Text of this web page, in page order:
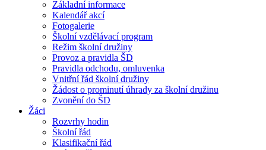
Základní informace
Kalendář akcí
Fotogalerie
Školní vzdělávací program
Režim školní družiny
Provoz a pravidla ŠD
Pravidla odchodu, omluvenka
Vnitřní řád školní družiny
Žádost o prominutí úhrady za školní družinu
Zvonění do ŠD
Žáci
Rozvrhy hodin
Školní řád
Klasifikační řád